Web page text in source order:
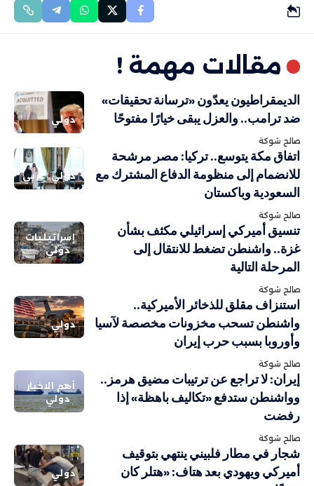
مقالات مهمة !
دولي
الديمقراطيون يعدّون «ترسانة تحقيقات»
ضد ترامب.. والعزل يبقى خيارًا مفتوحًا
صالح شوكة
دولي عربي
اتفاق مكة يتوسع.. تركيا: مصر مرشحة
للانضمام إلى منظومة الدفاع المشترك مع
السعودية وباكستان
صالح شوكة
إسرائيليات
دولي
تنسيق أميركي إسرائيلي مكثف بشأن
غزة.. واشنطن تضغط للانتقال إلى
المرحلة التالية
صالح شوكة
دولي
استنزاف مقلق للذخائر الأميركية..
واشنطن تسحب مخزونات مخصصة لآسيا
وأوروبا بسبب حرب إيران
صالح شوكة
أهم الاخبار
دولي
إيران: لا تراجع عن ترتيبات مضيق هرمز..
وواشنطن ستدفع «تكاليف باهظة» إذا
رفضت
صالح شوكة
دولي
شجار في مطار فلبيني ينتهي بتوقيف
أميركي ويهودي بعد هتاف: «هتلر كان